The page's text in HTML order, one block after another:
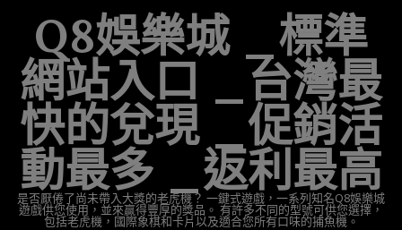
contentQ8娛樂城 _標準
網站入口 _台灣最
快的兌現 _促銷活
動最多 _返利最高
是否厭倦了尚未帶入大獎的老虎機？ 一鍵式遊戲，一系列知名Q8娛樂城
遊戲供您使用，並來贏得豐厚的獎品。 有許多不同的型號可供您選擇，
包括老虎機，國際象棋和卡片以及適合您所有口味的捕魚機。